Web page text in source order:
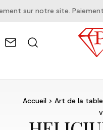
sur notre site.
Accueil> Art de la table